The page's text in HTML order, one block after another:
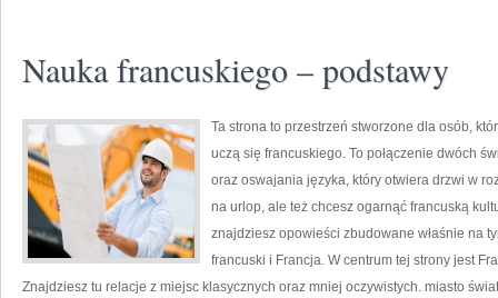
Nauka francuskiego – podstawy
Ta strona to przestrzeń stworzone dla osób,
uczą się francuskiego. To połączenie dwóch
oraz oswajania języka, który otwiera drzwi w
na urlop, ale też chcesz ogarnąć francuską
znajdziesz opowieści zbudowane właśnie na
francuski i Francja. W centrum tej strony jest
Znajdziesz tu relacje z miejsc klasycznych oraz mniej oczywistych. miasto